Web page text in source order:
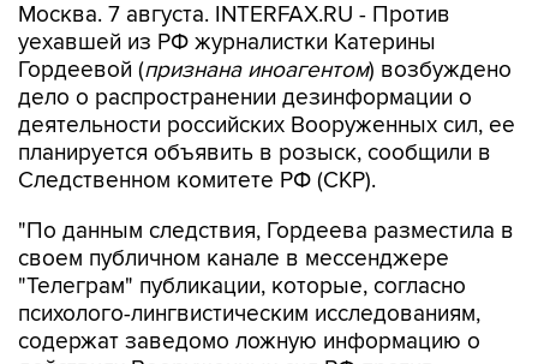
Москва. 7 августа. INTERFAX.RU - Против
уехавшей из РФ журналистки Катерины
Гордеевой (признана иноагентом) возбуждено
дело о распространении дезинформации о
деятельности российских Вооруженных сил, ее
планируется объявить в розыск, сообщили в
Следственном комитете РФ (СКР).
"По данным следствия, Гордеева разместила в
своем публичном канале в мессенджере
"Телеграм" публикации, которые, согласно
психолого-лингвистическим исследованиям,
содержат заведомо ложную информацию о